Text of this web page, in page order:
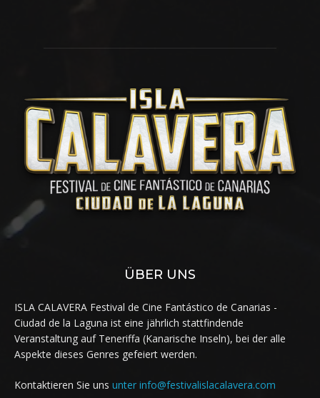
ÜBER UNS
ISLA CALAVERA Festival de Cine Fantástico de Canarias -
Ciudad de la Laguna ist eine jährlich stattfindende
Veranstaltung auf Teneriffa (Kanarische Inseln), bei der alle
Aspekte dieses Genres gefeiert werden.
Kontaktieren Sie uns unter info@festivalislacalavera.com